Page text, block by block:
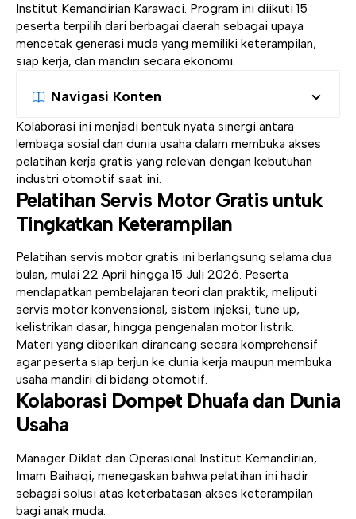
Institut Kemandirian Karawaci. Program ini diikuti 15
peserta terpilih dari berbagai daerah sebagai upaya
mencetak generasi muda yang memiliki keterampilan,
siap kerja, dan mandiri secara ekonomi.
Navigasi Konten
Kolaborasi ini menjadi bentuk nyata sinergi antara
lembaga sosial dan dunia usaha dalam membuka akses
pelatihan kerja gratis yang relevan dengan kebutuhan
industri otomotif saat ini.
Pelatihan Servis Motor Gratis untuk
Tingkatkan Keterampilan
Pelatihan servis motor gratis ini berlangsung selama dua
bulan, mulai 22 April hingga 15 Juli 2026. Peserta
mendapatkan pembelajaran teori dan praktik, meliputi
servis motor konvensional, sistem injeksi, tune up,
kelistrikan dasar, hingga pengenalan motor listrik.
Materi yang diberikan dirancang secara komprehensif
agar peserta siap terjun ke dunia kerja maupun membuka
usaha mandiri di bidang otomotif.
Kolaborasi Dompet Dhuafa dan Dunia
Usaha
Manager Diklat dan Operasional Institut Kemandirian,
Imam Baihaqi, menegaskan bahwa pelatihan ini hadir
sebagai solusi atas keterbatasan akses keterampilan
bagi anak muda.